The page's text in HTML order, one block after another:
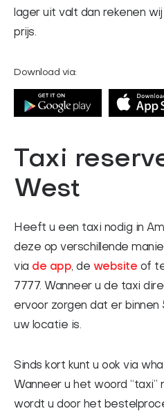
lager uit valt dan rekenen
prijs.
Download via:
Taxi
West
Heeft u een taxi nodig in
deze op verschillende
via de app, de website of
7777. Wanneer u de taxi
ervoor zorgen dat er
uw locatie is.
Sinds kort kunt u ook via
Wanneer u het woord “taxi”
wordt u door het